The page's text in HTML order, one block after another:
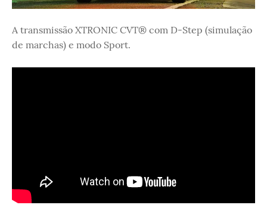
A transmissão XTRONIC CVT® com D-Step (simulação
de marchas) e modo Sport.